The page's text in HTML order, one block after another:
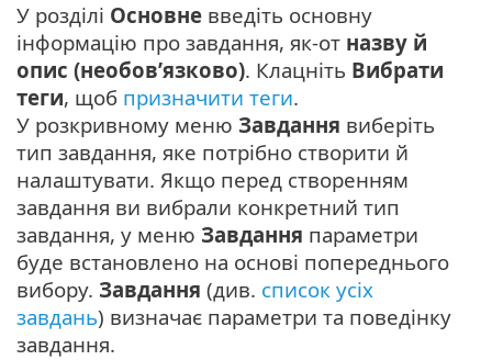
У розділі Основне введіть основну
інформацію про завдання, як-от назву й
опис (необов’язково). Клацніть Вибрати
теги, щоб призначити теги.
У розкривному меню Завдання виберіть
тип завдання, яке потрібно створити й
налаштувати. Якщо перед створенням
завдання ви вибрали конкретний тип
завдання, у меню Завдання параметри
буде встановлено на основі попереднього
вибору. Завдання (див. список усіх
завдань) визначає параметри та поведінку
завдання.